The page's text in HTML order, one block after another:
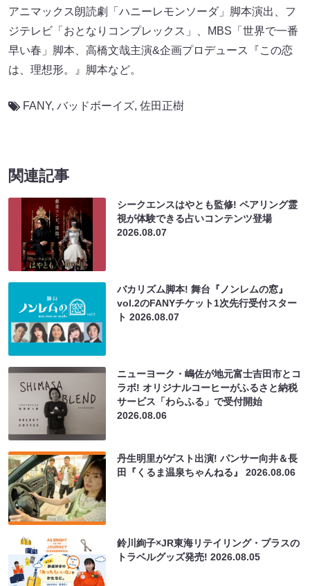
アニマックス朗読劇「ハニーレモンソーダ」脚本演出、フ
ジテレビ「おとなりコンプレックス」、MBS「世界で一番
早い春」脚本、高橋文哉主演&企画プロデュース『この恋
は、理想形。』脚本など。
FANY, バッドボーイズ, 佐田正樹
関連記事
シークエンスはやとも監修! ペアリング霊
視が体験できる占いコンテンツ登場
2026.08.07
バカリズム脚本! 舞台『ノンレムの窓』
vol.2のFANYチケット1次先行受付スター
ト2026.08.07
ニューヨーク・嶋佐が地元富士吉田市とコ
ラボ! オリジナルコーヒーがふるさと納税
サービス「わらふる」で受付開始
2026.08.06
丹生明里がゲスト出演! パンサー向井＆長
田『くるま温泉ちゃんねる』2026.08.06
鈴川絢子×JR東海リテイリング・プラスの
トラベルグッズ発売!2026.08.05